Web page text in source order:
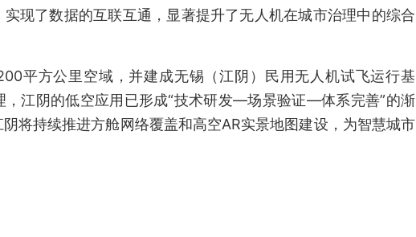
现了数据的互联互通，显著提升了无人机在城市治理中的综合
平方公里空域，并建成无锡（江阴）民用无人机试飞运行基
，江阴的低空应用已形成“技术研发—场景验证—体系完善”的渐
将持续推进方舱网络覆盖和高空AR实景地图建设，为智慧城市